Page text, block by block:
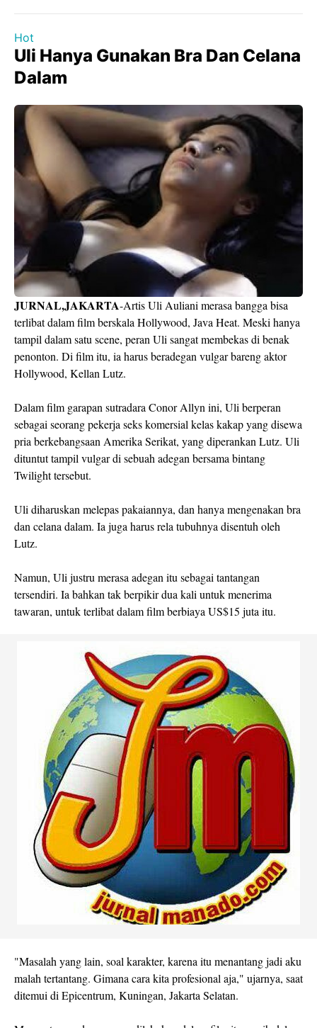
Hot
Uli Hanya Gunakan Bra Dan Celana
Dalam
JURNAL,JAKARTA-Artis Uli Auliani merasa bangga bisa
terlibat dalam film berskala Hollywood, Java Heat. Meski hanya
tampil dalam satu scene, peran Uli sangat membekas di benak
penonton. Di film itu, ia harus beradegan vulgar bareng aktor
Hollywood, Kellan Lutz.
Dalam film garapan sutradara Conor Allyn ini, Uli berperan
sebagai seorang pekerja seks komersial kelas kakap yang disewa
pria berkebangsaan Amerika Serikat, yang diperankan Lutz. Uli
dituntut tampil vulgar di sebuah adegan bersama bintang
Twilighttersebut.
Uli diharuskan melepas pakaiannya, dan hanya mengenakan bra
dan celana dalam. Ia juga harus rela tubuhnya disentuh oleh
Lutz.
Namun, Uli justru merasa adegan itu sebagai tantangan
tersendiri. Ia bahkan tak berpikir dua kali untuk menerima
tawaran, untuk terlibat dalam film berbiaya US$15 juta itu.
"Masalah yang lain, soal karakter, karena itu menantang jadi aku
malah tertantang. Gimana cara kita profesional aja," ujarnya, saat
ditemui di Epicentrum, Kuningan, Jakarta Selatan.